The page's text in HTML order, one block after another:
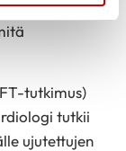
sokeri on
tutkimus)
tutkii
ujutettujen